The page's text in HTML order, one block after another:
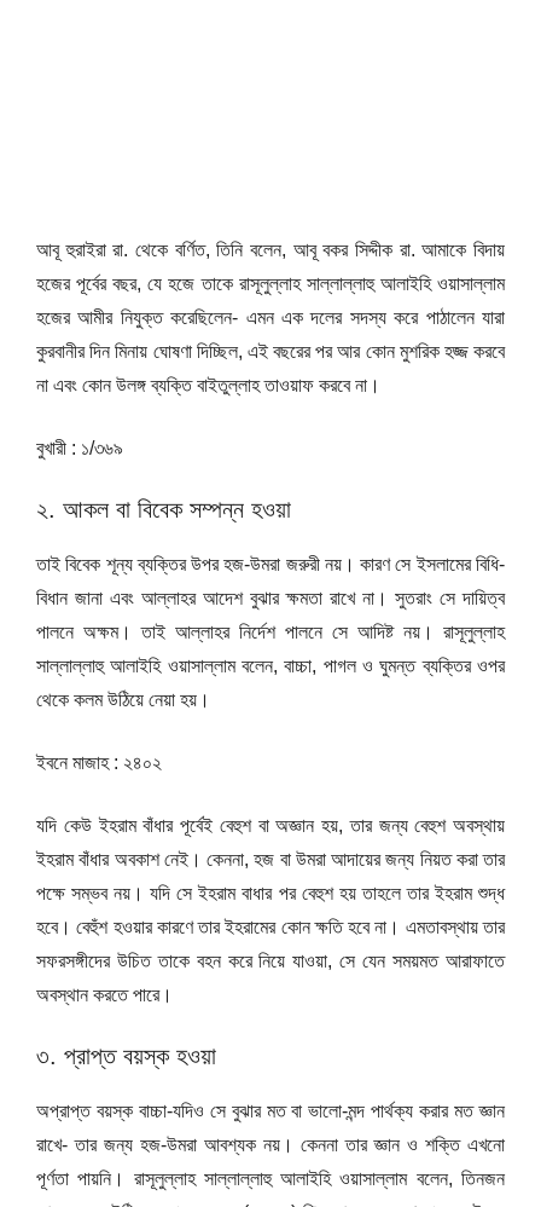
আবূ হুরাইরা রা. থেকে বর্ণিত, তিনি বলেন, আবূ বকর সিদ্দীক রা. আমাকে বিদায়
হজের পূর্বের বছর, যে হজে তাকে রাসূলুল্লাহ সাল্লাল্লাহু আলাইহি ওয়াসাল্লাম
হজের আমীর নিযুক্ত করেছিলেন- এমন এক দলের সদস্য করে পাঠালেন যারা
কুরবানীর দিন মিনায় ঘোষণা দিচ্ছিল, এই বছরের পর আর কোন মুশরিক হজ্জ করবে
না এবং কোন উলঙ্গ ব্যক্তি বাইতুল্লাহ তাওয়াফ করবে না।
বুখারী : ১/৩৬৯
২. আকল বা বিবেক সম্পন্ন হওয়া
তাই বিবেক শূন্য ব্যক্তির উপর হজ-উমরা জরুরী নয়। কারণ সে ইসলামের বিধি-
বিধান জানা এবং আল্লাহর আদেশ বুঝার ক্ষমতা রাখে না। সুতরাং সে দায়িত্ব
পালনে অক্ষম। তাই আল্লাহর নির্দেশ পালনে সে আদিষ্ট নয়। রাসূলুল্লাহ
সাল্লাল্লাহু আলাইহি ওয়াসাল্লাম বলেন, বাচ্চা, পাগল ও ঘুমন্ত ব্যক্তির ওপর
থেকে কলম উঠিয়ে নেয়া হয়।
ইবনে মাজাহ : ২৪০২
যদি কেউ ইহরাম বাঁধার পূর্বেই বেহুশ বা অজ্ঞান হয়, তার জন্য বেহুশ অবস্থায়
ইহরাম বাঁধার অবকাশ নেই। কেননা, হজ বা উমরা আদায়ের জন্য নিয়ত করা তার
পক্ষে সম্ভব নয়। যদি সে ইহরাম বাধার পর বেহুশ হয় তাহলে তার ইহরাম শুদ্ধ
হবে। বেহুঁশ হওয়ার কারণে তার ইহরামের কোন ক্ষতি হবে না। এমতাবস্থায় তার
সফরসঙ্গীদের উচিত তাকে বহন করে নিয়ে যাওয়া, সে যেন সময়মত আরাফাতে
অবস্থান করতে পারে।
৩. প্রাপ্ত বয়স্ক হওয়া
অপ্রাপ্ত বয়স্ক বাচ্চা-যদিও সে বুঝার মত বা ভালো-মন্দ পার্থক্য করার মত জ্ঞান
রাখে- তার জন্য হজ-উমরা আবশ্যক নয়। কেননা তার জ্ঞান ও শক্তি এখনো
পূর্ণতা পায়নি। রাসূলুল্লাহ সাল্লাল্লাহু আলাইহি ওয়াসাল্লাম বলেন, তিনজন